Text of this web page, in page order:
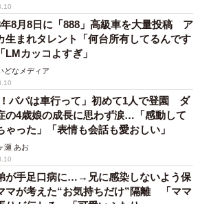
8月8日に「888」高級車を大量投稿 ア
生まれタレント「何台所有してるんです
LMカッコよすぎ」
どなメディア
！パパは車行って」初めて1人で登園 ダ
の4歳娘の成長に思わず涙…「感動して
ゃった」「表情も会話も愛おしい」
瀬 あお
が手足口病に…→兄に感染しないよう保
マが考えた“お気持ちだけ”隔離 「ママ